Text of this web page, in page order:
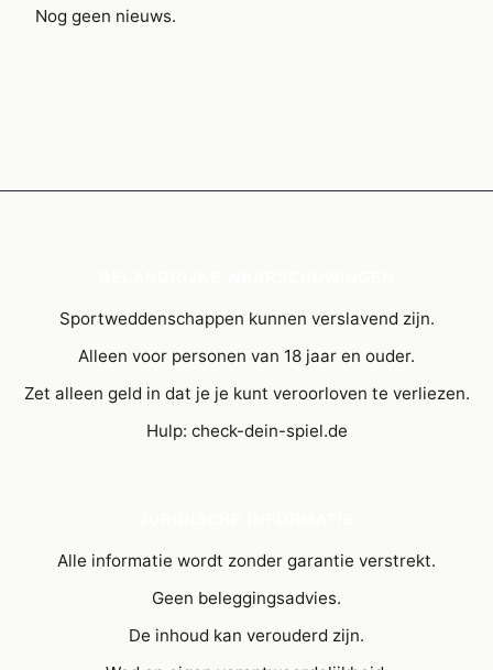
Nog geen nieuws.
Sportweddenschappen kunnen verslavend zijn.
Alleen voor personen van 18 jaar en ouder.
Zet alleen geld in dat je je kunt veroorloven te verliezen.
Hulp: check-dein-spiel.de
Alle informatie wordt zonder garantie verstrekt.
Geen beleggingsadvies.
De inhoud kan verouderd zijn.